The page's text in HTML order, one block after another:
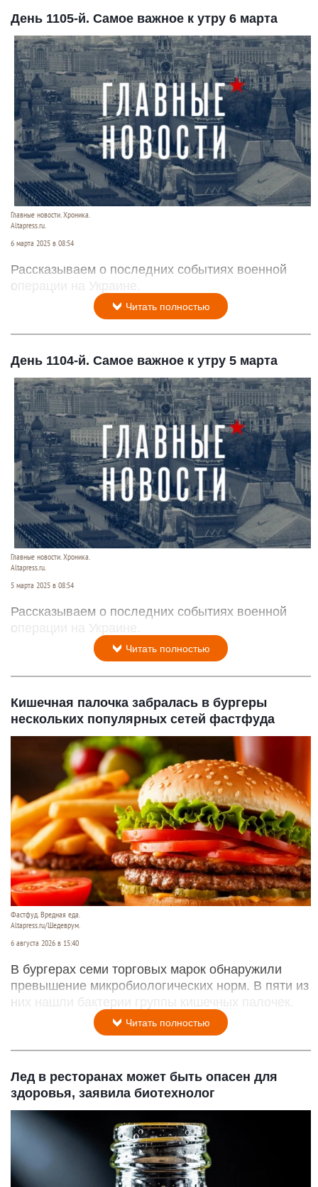
День 1105-й. Самое важное к утру 6 марта
Главные новости. Хроника.
Altapress.ru.
6 марта 2025 в 08:54
Рассказываем о последних событиях военной
операции на Украине.
Читать полностью
День 1104-й. Самое важное к утру 5 марта
Главные новости. Хроника.
Altapress.ru.
5 марта 2025 в 08:54
Рассказываем о последних событиях военной
операции на Украине.
Читать полностью
Кишечная палочка забралась в бургеры
нескольких популярных сетей фастфуда
Фастфуд. Вредная еда.
Altapress.ru/Шедеврум.
6 августа 2026 в 15:40
В бургерах семи торговых марок обнаружили
превышение микробиологических норм. В пяти из
них нашли бактерии группы кишечных палочек.
Читать полностью
Лед в ресторанах может быть опасен для
здоровья, заявила биотехнолог